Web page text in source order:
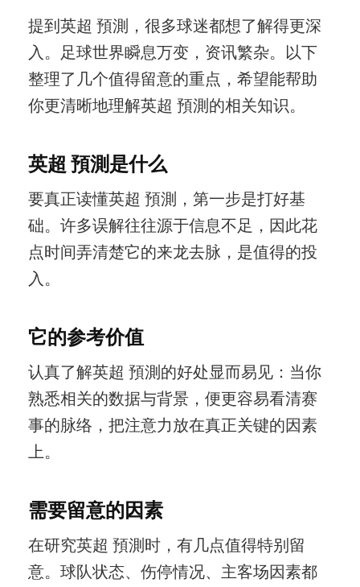
提到英超 預測，很多球迷都想了解得更深
入。足球世界瞬息万变，资讯繁杂。以下
整理了几个值得留意的重点，希望能帮助
你更清晰地理解英超 預測的相关知识。
英超 預測是什么
要真正读懂英超 預測，第一步是打好基
础。许多误解往往源于信息不足，因此花
点时间弄清楚它的来龙去脉，是值得的投
入。
它的参考价值
认真了解英超 預測的好处显而易见：当你
熟悉相关的数据与背景，便更容易看清赛
事的脉络，把注意力放在真正关键的因素
上。
需要留意的因素
在研究英超 預測时，有几点值得特别留
意。球队状态、伤停情况、主客场因素都